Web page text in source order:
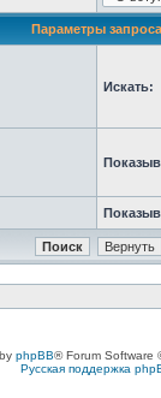
Параметры запроса
Искать:
phpBB® Forum Software
Русская поддержка